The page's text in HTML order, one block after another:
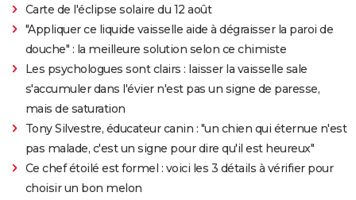
Carte de l'éclipse solaire du 12 août
"Appliquer ce liquide vaisselle aide à dégraisser la paroi de
douche" : la meilleure solution selon ce chimiste
Les psychologues sont clairs : laisser la vaisselle sale
s'accumuler dans l'évier n'est pas un signe de paresse,
mais de saturation
Tony Silvestre, éducateur canin : "un chien qui éternue n'est
pas malade, c'est un signe pour dire qu'il est heureux"
Ce chef étoilé est formel : voici les 3 détails à vérifier pour
choisir un bon melon